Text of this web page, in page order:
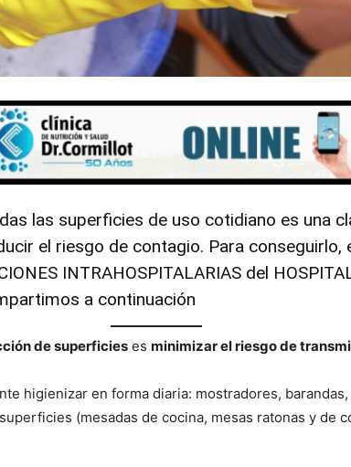
las superficies de uso cotidiano es una
el riesgo de contagio. Para conseguirlo,
INTRAHOSPITALARIAS del
a continuación
de superficies es minimizar el riesgo de
higienizar en forma diaria: mostradores,
(mesadas de cocina, mesas ratonas y de